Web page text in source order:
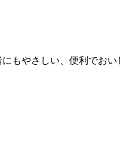
やさしい、便利でおい